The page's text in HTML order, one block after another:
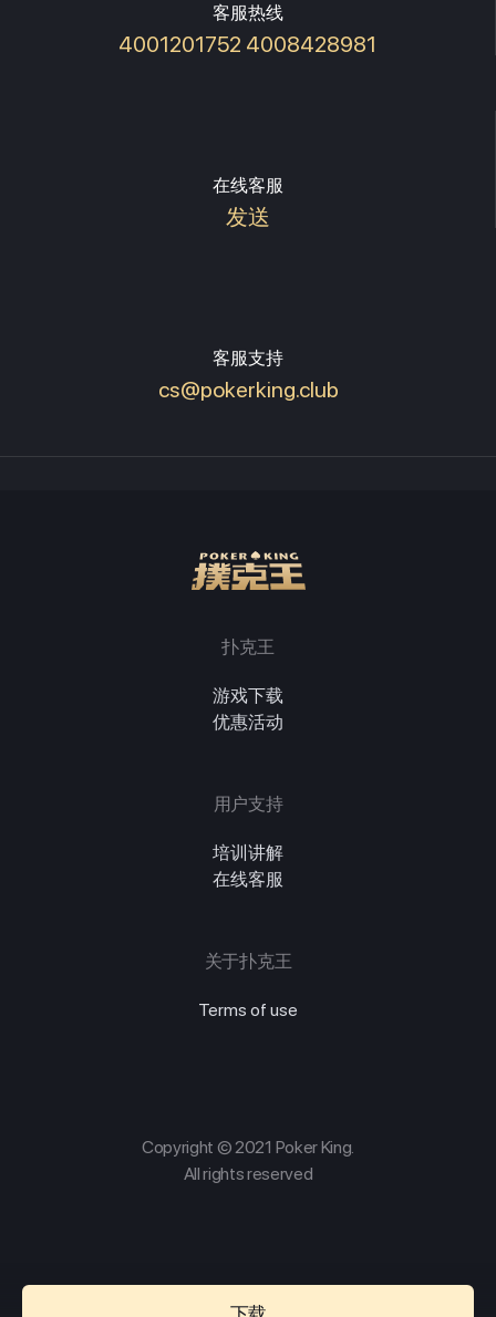
客服热线
4001201752 4008428981
在线客服
发送
客服支持
cs@pokerking.club
扑克王
游戏下载
优惠活动
用户支持
培训讲解
在线客服
关于扑克王
Terms of use
Copyright © 2021 Poker King.
All rights reserved